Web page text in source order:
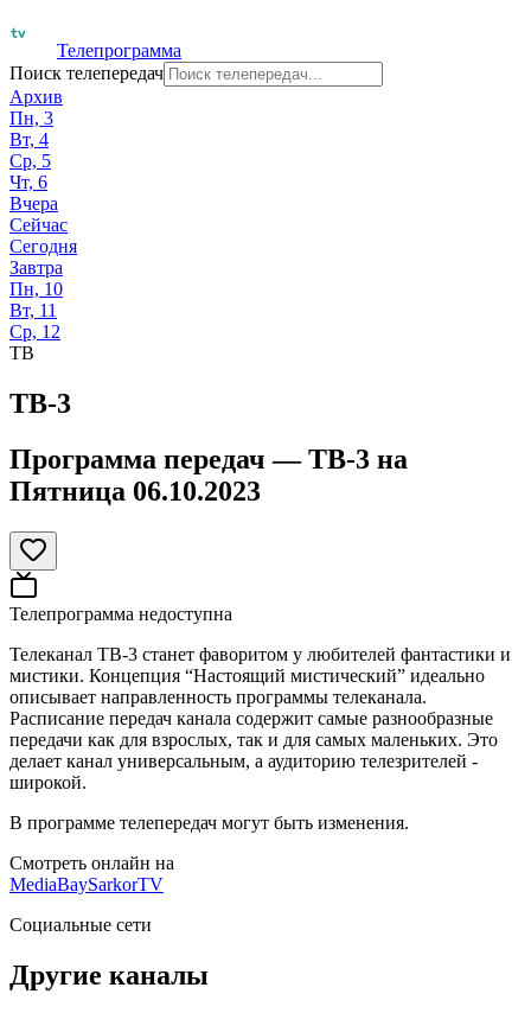
Телепрограмма
Поиск телепередач
Архив
Пн, 3
Вт, 4
Ср, 5
Чт, 6
Вчера
Сейчас
Сегодня
Завтра
Пн, 10
Вт, 11
Ср, 12
ТВ
ТВ-3
Программа передач —ТВ-3 на
Пятница 06.10.2023
Телепрограмма недоступна
Телеканал ТВ-3 станет фаворитом у любителей фантастики и
мистики. Концепция “Настоящий мистический” идеально
описывает направленность программы телеканала.
Расписание передач канала содержит самые разнообразные
передачи как для взрослых, так и для самых маленьких. Это
делает канал универсальным, а аудиторию телезрителей -
широкой.
В программе телепередач могут быть изменения.
Смотреть онлайн на
MediaBaySarkorTV
Социальные сети
Другие каналы